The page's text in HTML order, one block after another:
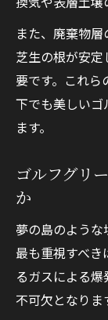
また、廃棄物層
芝生の根が安
要です。これ
下でも美しいゴ
ます。
ゴルフグリ
か
夢の島のような
最も重視すべき
るガスによる
不可欠となりま